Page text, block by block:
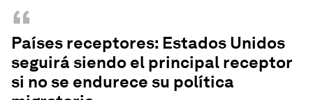
“
Países receptores: Estados Unidos
seguirá siendo el principal receptor
si no se endurece su política